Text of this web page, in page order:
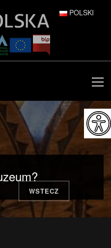
POLSKI
ENGLISH
ESPAÑOL
FRANÇAIS
ITALIANO
日本語
WSTECZ